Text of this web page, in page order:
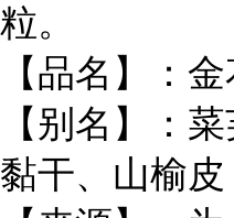
粒。
【品名】：
【别名】：
黏干、山榆皮